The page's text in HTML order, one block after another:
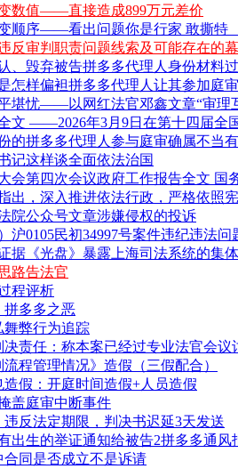
数值——直接造成899万元差价
顺序——看出问题你是行家 敢撕特
反审判职责问题线索及可能存在的
、毁弃被告拼多多代理人身份材料
怎样偏袒拼多多代理人让其参加庭
堪忧——以网红法官邓鑫文章“审理
文 ——2026年3月9日在第十四届全
的拼多多代理人参与庭审确属不当
记这样谈全面依法治国
会第四次会议政府工作报告全文 国
出，深入推进依法行政，严格依照
院公众号文章涉嫌侵权的投诉
沪0105民初34997号案件违纪违法问
据《光盘》暴露上海司法系统的集
路告法官
程评析
拼多多之恶
舞弊行为追踪
决责任：称本案已经过专业法官会议
程管理情况》造假（三假配合）
假：开庭时间造假+人员造假
盖庭审中断事件
反法定期限，判决书迟延3天发送
出生的举证通知给被告2拼多多通风
同是否成立不是诉请